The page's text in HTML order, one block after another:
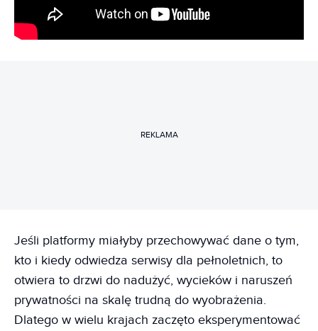
REKLAMA
Jeśli platformy miałyby przechowywać dane o tym,
kto i kiedy odwiedza serwisy dla pełnoletnich, to
otwiera to drzwi do nadużyć, wycieków i naruszeń
prywatności na skalę trudną do wyobrażenia.
Dlatego w wielu krajach zaczęto eksperymentować